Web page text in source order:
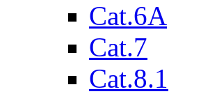
Cat.6A
Cat.7
Cat.8.1